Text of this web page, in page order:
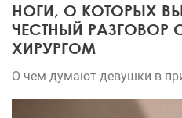
НОГИ, О КОТОРЫХ
ЧЕСТНЫЙ РАЗГОВОР
ХИРУРГОМ
О чем думают девушки в